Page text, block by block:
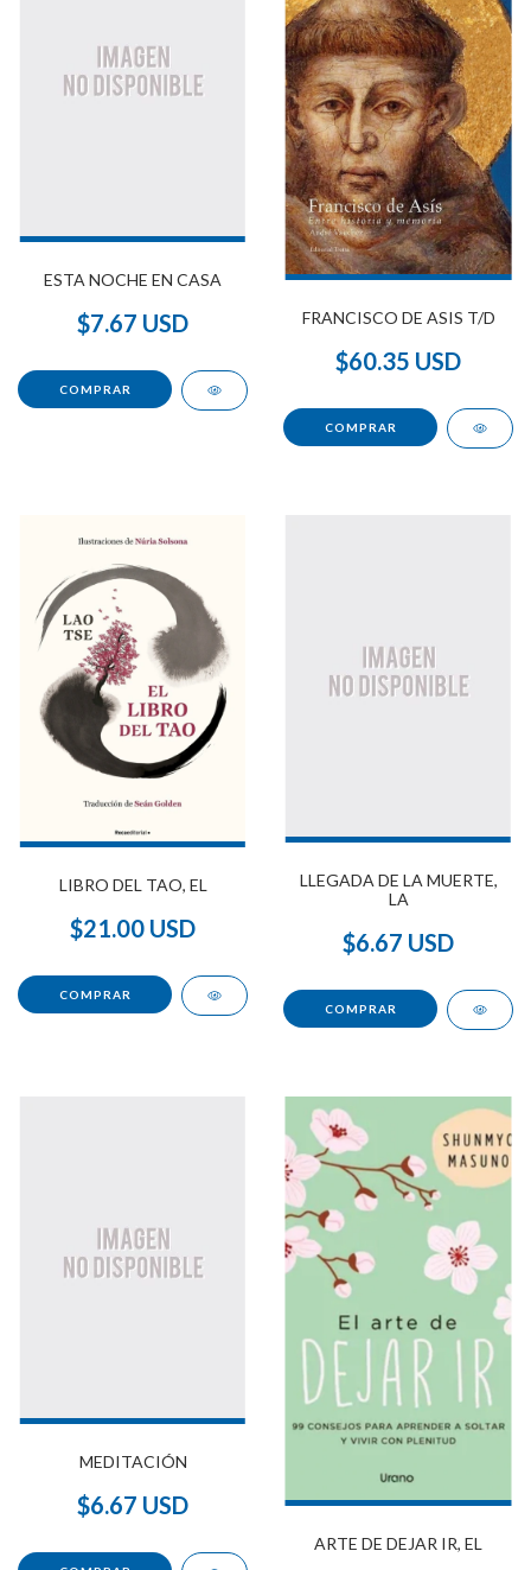
ESTA NOCHE EN CASA
$7.67 USD FRANCISCO DE ASIS T/D
$60.35 USD
LIBRO DEL TAO, EL
$21.00 USD
LLEGADA DE LA MUERTE,
LA
$6.67 USD
MEDITACIÓN
$6.67 USD
ARTE DE DEJAR IR, EL